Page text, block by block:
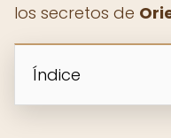
los secretos de
Índice